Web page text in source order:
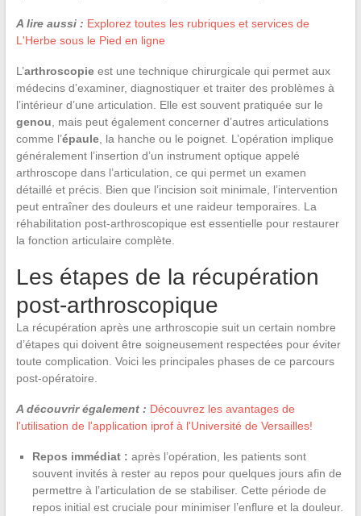
A lire aussi : Explorez toutes les rubriques et services de
L'Herbe sous le Pied en ligne
L’arthroscopieest une technique chirurgicale qui permet aux
médecins d’examiner, diagnostiquer et traiter des problèmes à
l’intérieur d’une articulation. Elle est souvent pratiquée sur le
genou , mais peut également concerner d’autres articulations
comme l’épaule, la hanche ou le poignet. L’opération implique
généralement l’insertion d’un instrument optique appelé
arthroscope dans l’articulation, ce qui permet un examen
détaillé et précis. Bien que l’incision soit minimale, l’intervention
peut entraîner des douleurs et une raideur temporaires. La
réhabilitation post-arthroscopique est essentielle pour restaurer
la fonction articulaire complète.
Les étapes de la récupération
post-arthroscopique
La récupération après une arthroscopie suit un certain nombre
d’étapes qui doivent être soigneusement respectées pour éviter
toute complication. Voici les principales phases de ce parcours
post-opératoire.
A découvrir également : Découvrez les avantages de
l'utilisation de l'application iprof à l'Université de Versailles!
Repos immédiat : après l’opération, les patients sont
souvent invités à rester au repos pour quelques jours afin de
permettre à l’articulation de se stabiliser. Cette période de
repos initial est cruciale pour minimiser l’enflure et la douleur.